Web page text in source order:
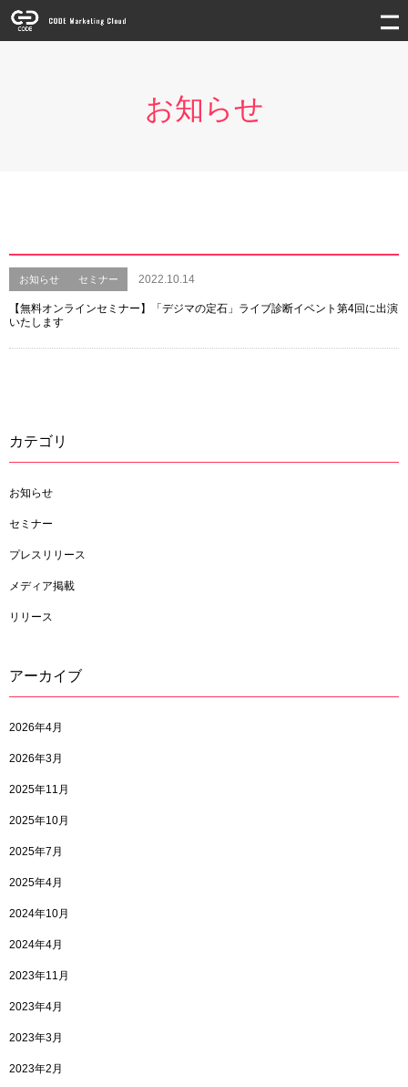
お知らせ
お知らせ セミナー 2022.10.14
【無料オンラインセミナー】「デジマの定石」ライブ診断イベント第4回に出演
いたします
カテゴリ
お知らせ
セミナー
プレスリリース
メディア掲載
リリース
アーカイブ
2026年4月
2026年3月
2025年11月
2025年10月
2025年7月
2025年4月
2024年10月
2024年4月
2023年11月
2023年4月
2023年3月
2023年2月